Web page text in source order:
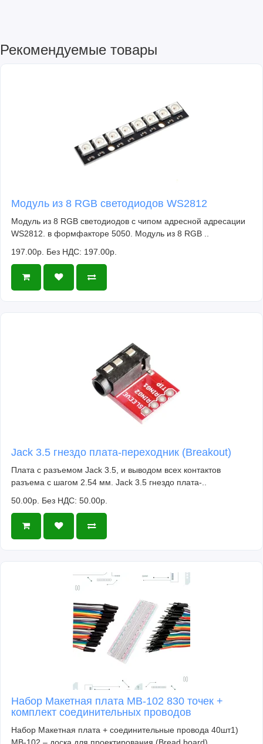
Рекомендуемые товары
Модуль из 8 RGB светодиодов WS2812
Модуль из 8 RGB светодиодов с чипом адресной адресации
WS2812. в формфакторе 5050. Модуль из 8 RGB ..
197.00р. Без НДС: 197.00р.
Jack 3.5 гнездо плата-переходник (Breakout)
Плата с разъемом Jack 3.5, и выводом всех контактов
разъема с шагом 2.54 мм. Jack 3.5 гнездо плата-..
50.00р. Без НДС: 50.00р.
Набор Макетная плата MB-102 830 точек +
комплект соединительных проводов
Набор Макетная плата + соединительные провода 40шт1)